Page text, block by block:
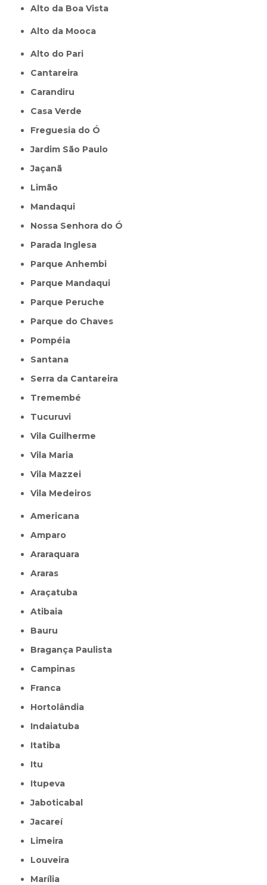
Alto da Boa Vista
Alto da Mooca
Alto do Pari
Cantareira
Carandiru
Casa Verde
Freguesia do Ó
Jardim São Paulo
Jaçanã
Limão
Mandaqui
Nossa Senhora do Ó
Parada Inglesa
Parque Anhembi
Parque Mandaqui
Parque Peruche
Parque do Chaves
Pompéia
Santana
Serra da Cantareira
Tremembé
Tucuruvi
Vila Guilherme
Vila Maria
Vila Mazzei
Vila Medeiros
Americana
Amparo
Araraquara
Araras
Araçatuba
Atibaia
Bauru
Bragança Paulista
Campinas
Franca
Hortolândia
Indaiatuba
Itatiba
Itu
Itupeva
Jaboticabal
Jacareí
Limeira
Louveira
Marília